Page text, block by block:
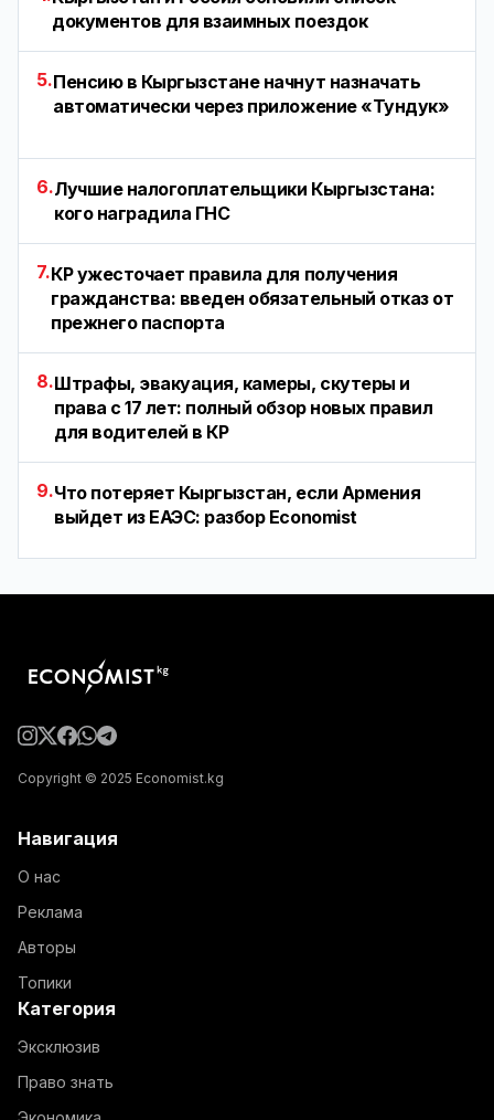
документов для взаимных поездок
5.Пенсию в Кыргызстане начнут назначать
автоматически через приложение «Тундук»
6.Лучшие налогоплательщики Кыргызстана:
кого наградила ГНС
7.КР ужесточает правила для получения
гражданства: введен обязательный отказ от
прежнего паспорта
8.Штрафы, эвакуация, камеры, скутеры и
права с 17 лет: полный обзор новых правил
для водителей в КР
9.Что потеряет Кыргызстан, если Армения
выйдет из ЕАЭС: разбор Economist
Copyright © 2025 Economist.kg
Навигация
О нас
Реклама
Авторы
Топики
Категория
Эксклюзив
Право знать